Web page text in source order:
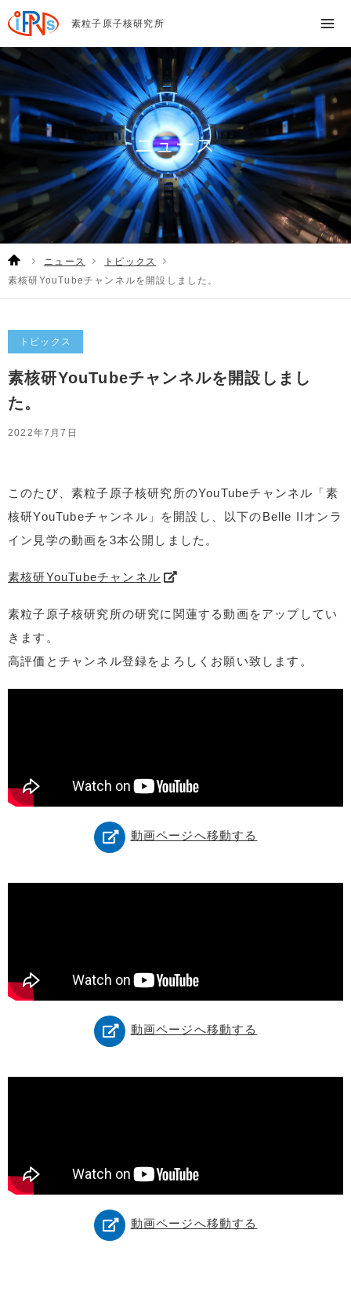
素粒子原子核研究所
ニュース
ニュース
トピックス
素核研YouTubeチャンネルを開設しました。
トピックス
素核研YouTubeチャンネルを開設しまし
た。
2022年7月7日
このたび、素粒子原子核研究所のYouTubeチャンネル「素
核研YouTubeチャンネル」を開設し、以下のBelle IIオンラ
イン見学の動画を3本公開しました。
素核研YouTubeチャンネル
素粒子原子核研究所の研究に関蓮する動画をアップしてい
きます。
高評価とチャンネル登録をよろしくお願い致します。
動画ページへ移動する
動画ページへ移動する
動画ページへ移動する